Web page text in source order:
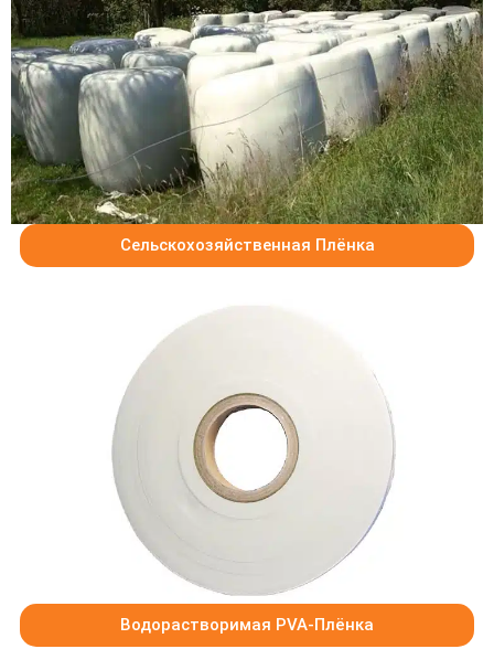
Сельскохозяйственная Плёнка
Водорастворимая PVA-Плёнка